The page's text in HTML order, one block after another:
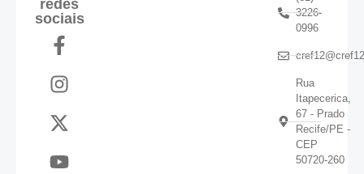
redes
sociais
3226-
0996
Rua
Itapecerica,
67 - Prado
Recife/PE -
CEP
50720-260